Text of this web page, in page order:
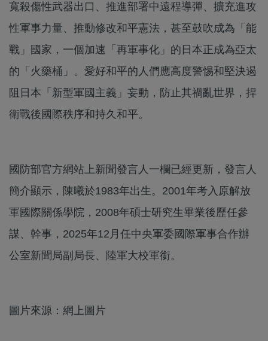
寬殺傷性武器出口、推進部署中遠程導彈、擴充進攻
性軍事力量、推動修改和平憲法，甚至鼓吹成為「能
戰」國家，一個加速「再軍事化」的日本正成為亞太
的「火藥桶」。愛好和平的人們應高度警惕和堅決遏
阻日本「新型軍國主義」妄動，防止其禍亂世界，捍
衛戰後國際秩序和持久和平。
國防部官方網站上新聞發言人一欄已經更新，發言人
簡介顯示，陳曦於1983年出生。2001年考入原解放
軍國際關係學院，2008年碩士研究生畢業後歷任參
謀、幹事，2025年12月任中央軍委國際軍事合作辦
公室新聞局副局長、陸軍大校軍銜。
圖片來源：網上圖片